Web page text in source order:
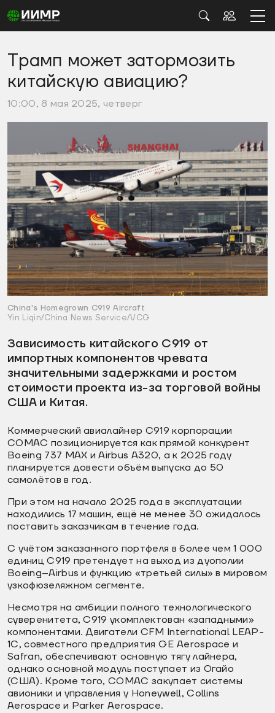
Трамп может затормозить
китайскую авиацию?
10:00, 8 мая 2025, четверг
China's Homegrown C919 Aircraft
Yin Liqin/China News Service/VCG
Зависимость китайского C919 от
импортных компонентов чревата
значительными задержками и ростом
стоимости проекта из-за торговой войны
США и Китая.
Коммерческий авиалайнер C919 корпорации
COMAC позиционируется как прямой конкурент
Boeing 737 MAX и Airbus A320, а к 2025 году
планируется довести объём выпуска до 50
самолётов в год.
При этом на начало 2025 года в эксплуатации
находились 17 машин, ещё не менее 30 ожидалось
поставить заказчикам в течение года.
С учётом заказанного портфеля в более чем 1 000
единиц C919 претендует на выход из дуополии
Boeing–Airbus и функцию «третьей силы» в мировом
узкофюзеляжном сегменте.
Несмотря на амбиции полного технологического
суверенитета, C919 укомплектован «западными»
компонентами. Двигатели CFM International LEAP-
1C, совместного предприятия GE Aerospace и
Safran, обеспечивают основную тягу лайнера,
однако основной модуль поступает из Огайо
(США). Кроме того, COMAC закупает системы
авионики и управления у Honeywell, Collins
Aerospace и Parker Aerospace.